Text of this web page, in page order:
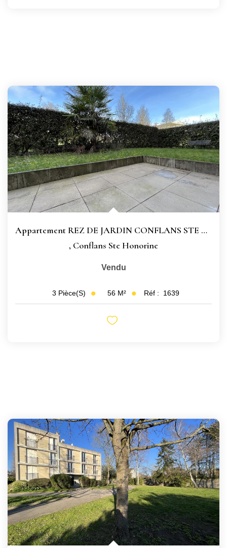
Appartement REZ DE JARDIN CONFLANS STE HONORINE - 3...
, Conflans Ste Honorine
Vendu
3 Pièce(s) 56 M² Réf : 1639